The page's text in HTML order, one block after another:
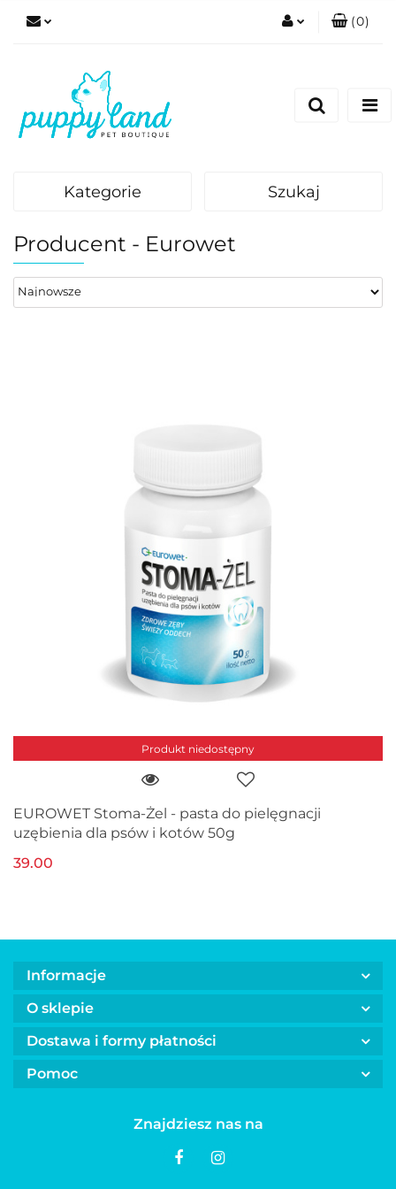
(0)
Kategorie Szukaj
Producent - Eurowet
Produkt niedostępny
EUROWET Stoma-Żel - pasta do pielęgnacji
uzębienia dla psów i kotów 50g
39.00
Informacje
O sklepie
Dostawa i formy płatności
Pomoc
Znajdziesz nas na